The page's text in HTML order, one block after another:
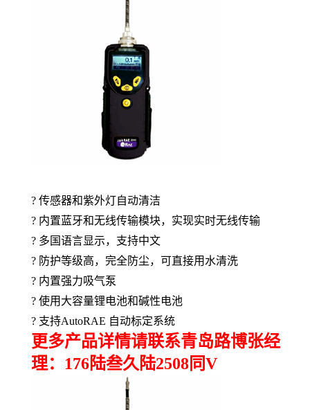
? 传感器和紫外灯自动清洁
? 内置蓝牙和无线传输模块，实现实时无线传输
? 多国语言显示，支持中文
? 防护等级高，完全防尘，可直接用水清洗
? 内置强力吸气泵
? 使用大容量锂电池和碱性电池
? 支持AutoRAE 自动标定系统
更多产品详情请联系青岛路博张经
理：176陆叁久陆2508同V